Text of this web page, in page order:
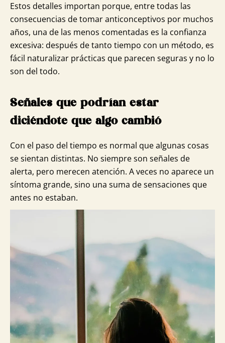
Estos detalles importan porque, entre todas las
consecuencias de tomar anticonceptivos por muchos
años, una de las menos comentadas es la confianza
excesiva: después de tanto tiempo con un método, es
fácil naturalizar prácticas que parecen seguras y no lo
son del todo.
Señales que podrían estar
diciéndote que algo cambió
Con el paso del tiempo es normal que algunas cosas
se sientan distintas. No siempre son señales de
alerta, pero merecen atención. A veces no aparece un
síntoma grande, sino una suma de sensaciones que
antes no estaban.